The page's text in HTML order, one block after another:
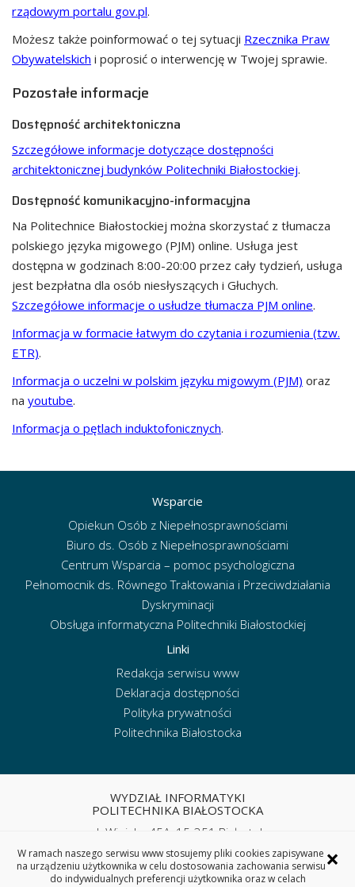
rządowym portalu gov.pl.
Możesz także poinformować o tej sytuacji Rzecznika Praw
Obywatelskich i poprosić o interwencję w Twojej sprawie.
Pozostałe informacje
Dostępność architektoniczna
Szczegółowe informacje dotyczące dostępności
architektonicznej budynków Politechniki Białostockiej.
Dostępność komunikacyjno-informacyjna
Na Politechnice Białostockiej można skorzystać z tłumacza
polskiego języka migowego (PJM) online. Usługa jest
dostępna w godzinach 8:00-20:00 przez cały tydzień, usługa
jest bezpłatna dla osób niesłyszących i Głuchych.
Szczegółowe informacje o usłudze tłumacza PJM online.
Informacja w formacie łatwym do czytania i rozumienia (tzw.
ETR).
Informacja o uczelni w polskim języku migowym (PJM) oraz
na youtube.
Informacja o pętlach induktofonicznych.
Wsparcie
Opiekun Osób z Niepełnosprawnościami
Biuro ds. Osób z Niepełnosprawnościami
Centrum Wsparcia – pomoc psychologiczna
Pełnomocnik ds. Równego Traktowania i Przeciwdziałania
Dyskryminacji
Obsługa informatyczna Politechniki Białostockiej
Linki
Redakcja serwisu www
Deklaracja dostępności
Polityka prywatności
Politechnika Białostocka
WYDZIAŁ INFORMATYKI
POLITECHNIKA BIAŁOSTOCKA
ul. Wiejska 45A, 15-351 Białystok
tel. sekretariat: (85) 746 90 50
e-mail:wi.sekretariat@pb.edu.pl ×
W ramach naszego serwisu www stosujemy pliki cookies zapisywane
na urządzeniu użytkownika w celu dostosowania zachowania serwisu
do indywidualnych preferencji użytkownika oraz w celach